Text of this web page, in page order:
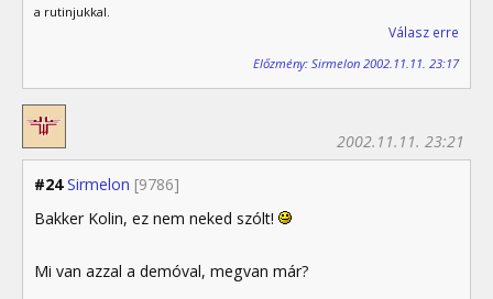
a rutinjukkal.
Válasz erre
Előzmény: Sirmelon 2002.11.11. 23:17
#24 Sirmelon [9786]
2002.11.11. 23:21
Bakker Kolin, ez nem neked szólt!
Mi van azzal a demóval, megvan már?